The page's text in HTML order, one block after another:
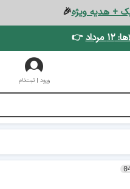
+ هدیه ویژه🎉
👉
ورود | ثبت‌نام